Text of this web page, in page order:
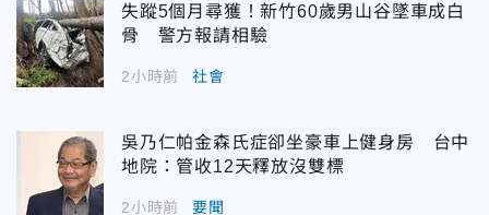
失蹤5個月尋獲！新竹60歲男山谷墜車成白
骨 警方報請相驗
2小時前 社會
吳乃仁帕金森氏症卻坐豪車上健身房 台中
地院：管收12天釋放沒雙標
2小時前 要聞